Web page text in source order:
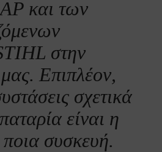
και των
στην
Επιπλέον,
σχετικά
είναι η
ποια συσκευή.